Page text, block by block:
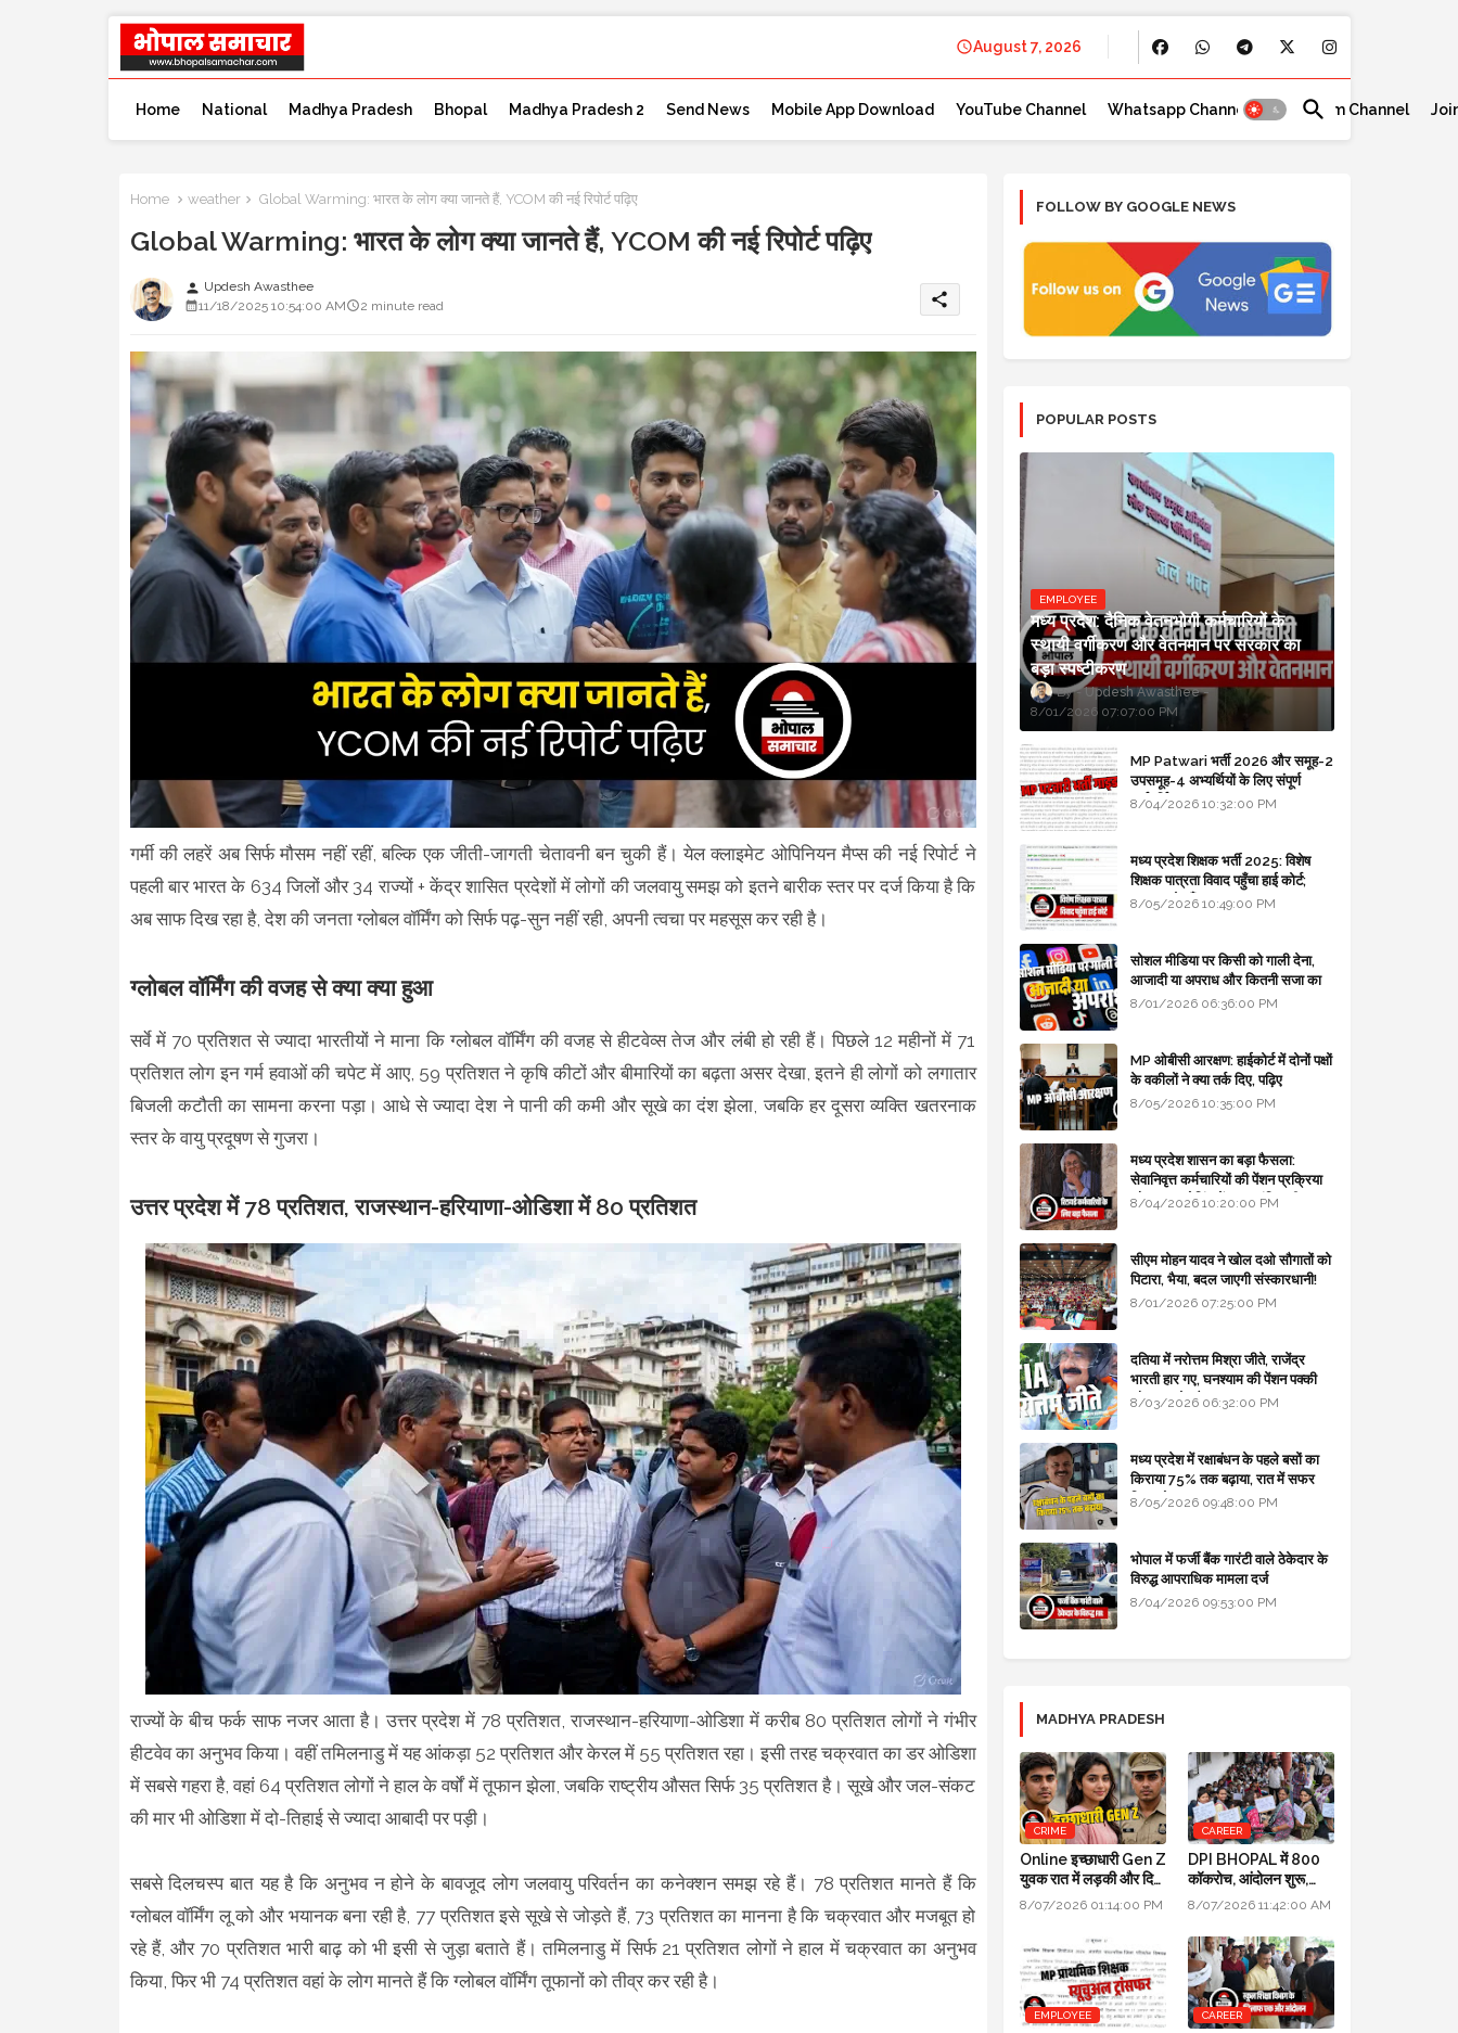
August 7, 2026
Home National Madhya Pradesh Bhopal Madhya Pradesh 2 Send News Mobile App Download YouTube Channel Whatsapp Channel Telegram Channel
Home weather Global Warming: भारत के लोग क्या जानते हैं, YCOM की नई रिपोर्ट पढ़िए
Global Warming: भारत के लोग क्या जानते हैं, YCOM की नई रिपोर्ट पढ़िए
person Updesh Awasthee
11/18/2025 10:54:00 AM
2 minute read share
गर्मी की लहरें अब सिर्फ मौसम नहीं रहीं, बल्कि एक जीती-जागती चेतावनी बन चुकी हैं। येल क्लाइमेट ओपिनियन मैप्स की नई रिपोर्ट ने
पहली बार भारत के 634 जिलों और 34 राज्यों + केंद्र शासित प्रदेशों में लोगों की जलवायु समझ को इतने बारीक स्तर पर दर्ज किया है कि
अब साफ दिख रहा है, देश की जनता ग्लोबल वॉर्मिंग को सिर्फ पढ़-सुन नहीं रही, अपनी त्वचा पर महसूस कर रही है।
ग्लोबल वॉर्मिंग की वजह से क्या क्या हुआ
सर्वे में 70 प्रतिशत से ज्यादा भारतीयों ने माना कि ग्लोबल वॉर्मिंग की वजह से हीटवेव्स तेज और लंबी हो रही हैं। पिछले 12 महीनों में 71
प्रतिशत लोग इन गर्म हवाओं की चपेट में आए, 59 प्रतिशत ने कृषि कीटों और बीमारियों का बढ़ता असर देखा, इतने ही लोगों को लगातार
बिजली कटौती का सामना करना पड़ा। आधे से ज्यादा देश ने पानी की कमी और सूखे का दंश झेला, जबकि हर दूसरा व्यक्ति खतरनाक
स्तर के वायु प्रदूषण से गुजरा।
उत्तर प्रदेश में 78 प्रतिशत, राजस्थान-हरियाणा-ओडिशा में 80 प्रतिशत
राज्यों के बीच फर्क साफ नजर आता है। उत्तर प्रदेश में 78 प्रतिशत, राजस्थान-हरियाणा-ओडिशा में करीब 80 प्रतिशत लोगों ने गंभीर
हीटवेव का अनुभव किया। वहीं तमिलनाडु में यह आंकड़ा 52 प्रतिशत और केरल में 55 प्रतिशत रहा। इसी तरह चक्रवात का डर ओडिशा
में सबसे गहरा है, वहां 64 प्रतिशत लोगों ने हाल के वर्षों में तूफान झेला, जबकि राष्ट्रीय औसत सिर्फ 35 प्रतिशत है। सूखे और जल-संकट
की मार भी ओडिशा में दो-तिहाई से ज्यादा आबादी पर पड़ी।
सबसे दिलचस्प बात यह है कि अनुभव न होने के बावजूद लोग जलवायु परिवर्तन का कनेक्शन समझ रहे हैं। 78 प्रतिशत मानते हैं कि
ग्लोबल वॉर्मिंग लू को और भयानक बना रही है, 77 प्रतिशत इसे सूखे से जोड़ते हैं, 73 प्रतिशत का मानना है कि चक्रवात और मजबूत हो
रहे हैं, और 70 प्रतिशत भारी बाढ़ को भी इसी से जुड़ा बताते हैं। तमिलनाडु में सिर्फ 21 प्रतिशत लोगों ने हाल में चक्रवात का अनुभव
किया, फिर भी 74 प्रतिशत वहां के लोग मानते हैं कि ग्लोबल वॉर्मिंग तूफानों को तीव्र कर रही है।
FOLLOW BY GOOGLE NEWS
POPULAR POSTS
EMPLOYEE
मध्य प्रदेश: दैनिक वेतनभोगी कर्मचारियों के
स्थायी वर्गीकरण और वेतनमान पर सरकार का
बड़ा स्पष्टीकरण
Updesh Awasthee
8/01/2026 07:07:00 PM
MP Patwari भर्ती 2026 और समूह-2
उपसमूह-4 अभ्यर्थियों के लिए संपूर्ण
मार्गदर्शिका
8/04/2026 10:32:00 PM
मध्य प्रदेश शिक्षक भर्ती 2025: विशेष
शिक्षक पात्रता विवाद पहुँचा हाई कोर्ट;
सरकार से माँगा जवाब
8/05/2026 10:49:00 PM
सोशल मीडिया पर किसी को गाली देना,
आजादी या अपराध और कितनी सजा का
प्रावधान - free legal advice
8/01/2026 06:36:00 PM
MP ओबीसी आरक्षण: हाईकोर्ट में दोनों पक्षों
के वकीलों ने क्या तर्क दिए, पढ़िए
8/05/2026 10:35:00 PM
मध्य प्रदेश शासन का बड़ा फैसला:
सेवानिवृत्त कर्मचारियों की पेंशन प्रक्रिया
और बजट कोडिंग में हुए क्रांतिकारी
8/04/2026 10:20:00 PM
सीएम मोहन यादव ने खोल दओ सौगातों को
पिटारा, भैया, बदल जाएगी संस्कारधानी!
8/01/2026 07:25:00 PM
दतिया में नरोत्तम मिश्रा जीते, राजेंद्र
भारती हार गए, घनश्याम की पेंशन पक्की
और आशुतोष बैक टू...
8/03/2026 06:32:00 PM
मध्य प्रदेश में रक्षाबंधन के पहले बसों का
किराया 75% तक बढ़ाया, रात में सफर
किया तो 10% एक्स्ट्रा
8/05/2026 09:48:00 PM
भोपाल में फर्जी बैंक गारंटी वाले ठेकेदार के
विरुद्ध आपराधिक मामला दर्ज
8/04/2026 09:53:00 PM
MADHYA PRADESH
CRIME
Online इच्छाधारी Gen Z
युवक रात में लड़की और दिन
में INDORE ACP बन
8/07/2026 01:14:00 PM
CAREER
DPI BHOPAL में 800
कॉकरोच, आंदोलन शुरू,
मंत्री उदय प्रताप सिंह के
8/07/2026 11:42:00 AM
EMPLOYEE CAREER